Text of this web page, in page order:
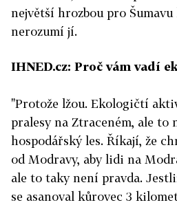
největší hrozbou pro
nerozumí jí.
IHNED.cz: Proč vám vadí
"Protože lžou. Ekologičtí
pralesy na Ztraceném, ale to
hospodářský les. Říkají, že
od Modravy, aby lidi na
ale to taky není pravda.
se asanoval kůrovec 3